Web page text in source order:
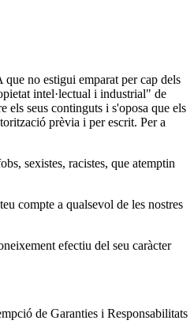
no estigui emparat per cap dels
intel·lectual i industrial" de
els seus continguts i s'oposa que els
prèvia i per escrit. Per a
sexistes, racistes, que atemptin
compte a qualsevol de les nostres
efectiu del seu caràcter
de Garanties i Responsabilitats